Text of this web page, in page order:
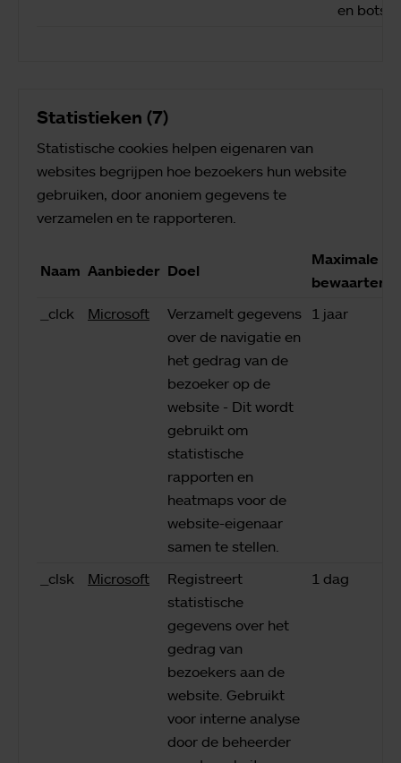
en bots.
Statistieken (7)
Statistische cookies helpen eigenaren van
websites begrijpen hoe bezoekers hun website
gebruiken, door anoniem gegevens te
verzamelen en te rapporteren.
Naam Aanbieder Doel
Maximale
_clck
Microsoft
Verzamelt gegevens
over de navigatie en
het gedrag van de
bezoeker op de
website - Dit wordt
gebruikt om
statistische
rapporten en
heatmaps voor de
website-eigenaar
samen te stellen.
1 jaar
_clsk Microsoft
Registreert
statistische
gegevens over het
gedrag van
bezoekers aan de
website. Gebruikt
voor interne analyse
door de beheerder
1 dag